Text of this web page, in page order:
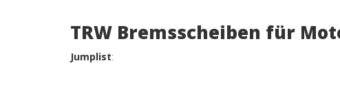
TRW Bremsscheiben für
Jumplist: